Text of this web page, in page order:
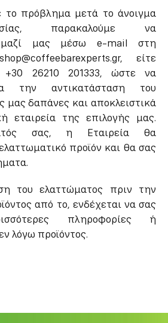
το πρόβλημα μετά το άνοιγμα
παρακαλούμε να
μαζί μας μέσω e-mail στη
είτε
+30 26210 201333, ώστε να
την αντικατάσταση του
μας δαπάνες και αποκλειστικά
εταιρεία της επιλογής μας.
σας, η Εταιρεία θα
προϊόν και θα σας
του ελαττώματος πριν την
από το, ενδέχεται να σας
πληροφορίες ή
λόγω προϊόντος.